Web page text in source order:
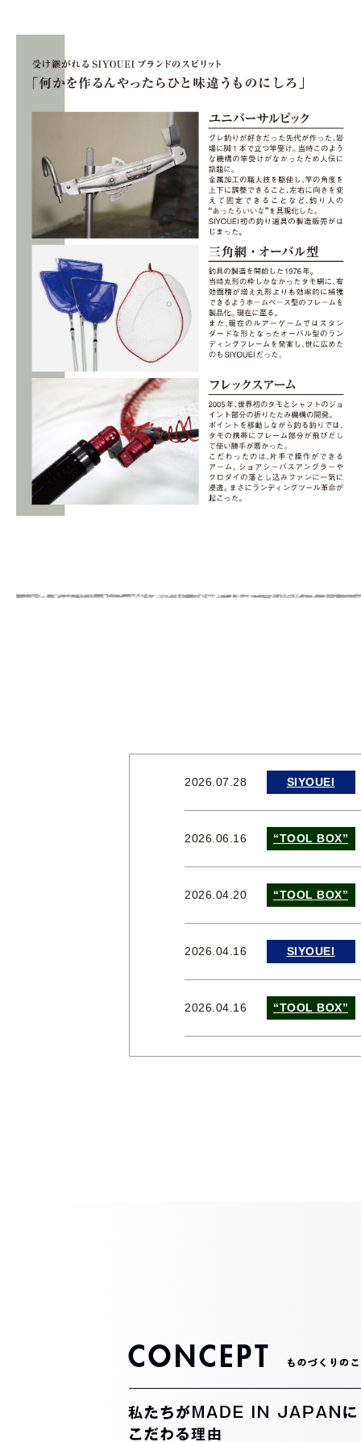
2026.07.28 SIYOUEI
2026.06.16 “TOOL BOX”
2026.04.20 “TOOL BOX”
2026.04.16 SIYOUEI
2026.04.16 “TOOL BOX”